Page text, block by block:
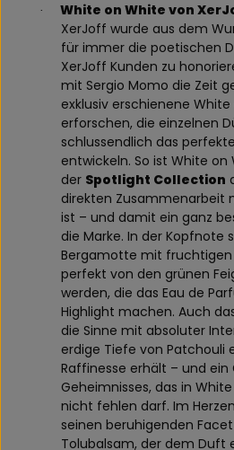
· White on White von
XerJoff wurde aus dem
für immer die poetischen
XerJoff Kunden zu
mit Sergio Momo die Zeit
exklusiv erschienene
erforschen, die einzelnen
schlussendlich das
entwickeln. So ist White
der Spotlight Collection
direkten Zusammenarbeit
ist – und damit ein ganz
die Marke. In der Kopfnote
Bergamotte mit fruchtigen
perfekt von den grünen
werden, die das Eau de
Highlight machen. Auch
die Sinne mit absoluter
erdige Tiefe von Patchouli
Raffinesse erhält – und ein
Geheimnisses, das in
nicht fehlen darf. Im
seinen beruhigenden
Tolubalsam, der dem Duft